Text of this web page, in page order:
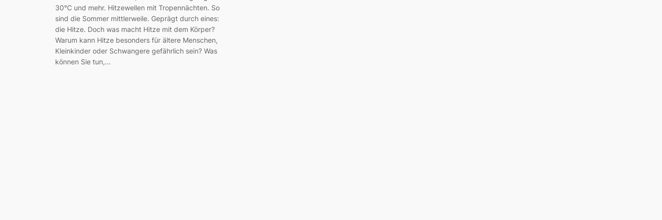
30°C und mehr. Hitzewellen mit Tropennächten. So
sind die Sommer mittlerweile. Geprägt durch eines:
die Hitze. Doch was macht Hitze mit dem Körper?
Warum kann Hitze besonders für ältere Menschen,
Kleinkinder oder Schwangere gefährlich sein? Was
können Sie tun,…